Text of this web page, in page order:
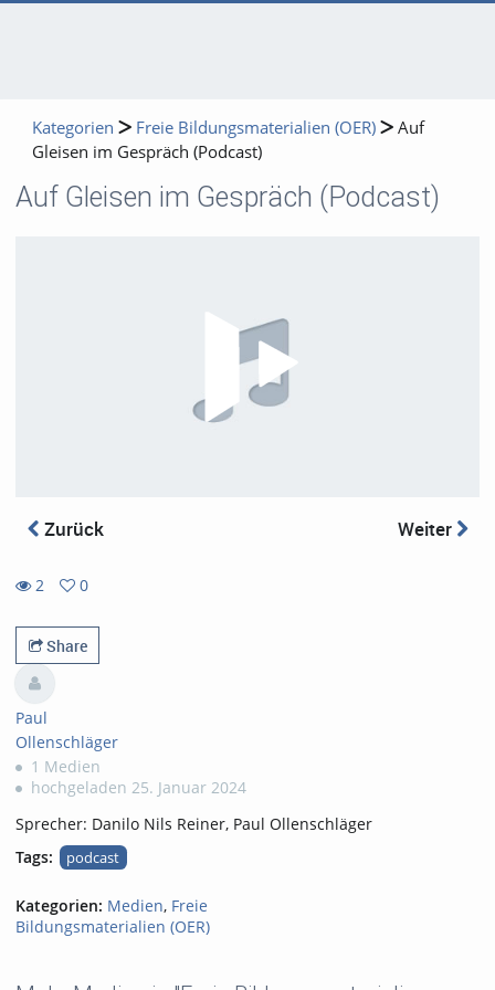
Kategorien Freie Bildungsmaterialien (OER)
Auf
Gleisen im Gespräch (Podcast)
Auf Gleisen im Gespräch (Podcast)
Zurück Weiter
2
views
0
favorites
Share
Paul
Ollenschläger
1 Medien
hochgeladen 25. Januar 2024
Sprecher: Danilo Nils Reiner, Paul Ollenschläger
Tags:
podcast
Kategorien: Medien, Freie
Bildungsmaterialien (OER)